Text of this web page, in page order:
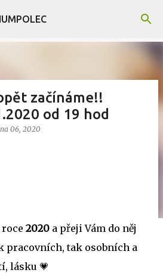
na hlavní obsah
začínáme!!
od 19 hod
06, 2020
2020 a přeji Vám do něj
pracovních, tak osobních a
lásku 💗